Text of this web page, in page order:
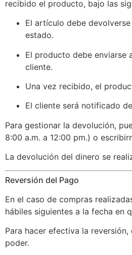
recibido el producto, bajo las
El artículo debe
estado.
El producto debe enviarse
cliente.
Una vez recibido, el
El cliente será notificado
Para gestionar la devolución,
8:00 a.m. a 12:00 pm.) o
La devolución del dinero se
Reversión del Pago
En el caso de compras
hábiles siguientes a la fecha en
Para hacer efectiva la
poder.